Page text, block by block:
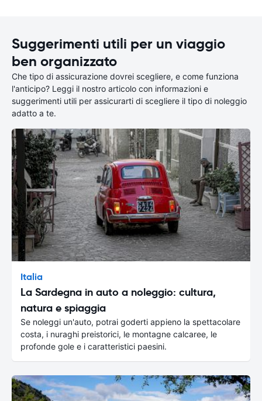
Suggerimenti utili per un viaggio
ben organizzato
Che tipo di assicurazione dovrei scegliere, e come funziona
l'anticipo? Leggi il nostro articolo con informazioni e
suggerimenti utili per assicurarti di scegliere il tipo di noleggio
adatto a te.
Italia
La Sardegna in auto a noleggio: cultura,
natura e spiaggia
Se noleggi un'auto, potrai goderti appieno la spettacolare
costa, i nuraghi preistorici, le montagne calcaree, le
profonde gole e i caratteristici paesini.